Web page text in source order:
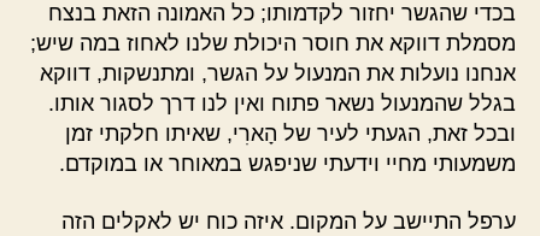
בכדי שהגשר יחזור לקדמותו; כל האמונה הזאת בנצח
מסמלת דווקא את חוסר היכולת שלנו לאחוז במה שיש;
אנחנו נועלות את המנעול על הגשר, ומתנשקות, דווקא
בגלל שהמנעול נשאר פתוח ואין לנו דרך לסגור אותו.
ובכל זאת, הגעתי לעיר של הָארִי, שאיתו חלקתי זמן
משמעותי מחיי וידעתי שניפגש במאוחר או במוקדם.
ערפל התיישב על המקום. איזה כוח יש לאקלים הזה